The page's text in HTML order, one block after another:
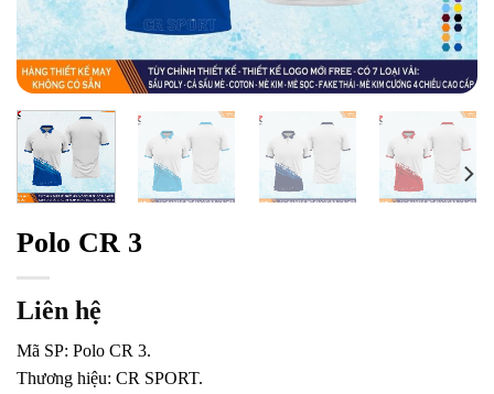
Polo CR 3
Liên hệ
Mã SP: Polo CR 3.
Thương hiệu: CR SPORT.